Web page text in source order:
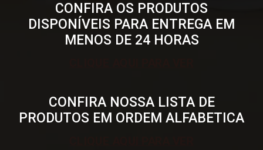
CONFIRA OS PRODUTOS
DISPONÍVEIS PARA ENTREGA EM
MENOS DE 24 HORAS
CONFIRA NOSSA LISTA DE
PRODUTOS EM ORDEM ALFABETICA